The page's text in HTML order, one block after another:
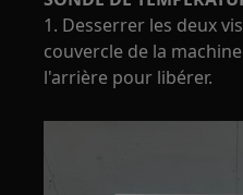
1. Desserrer les deux
couvercle de la
l'arrière pour libérer.